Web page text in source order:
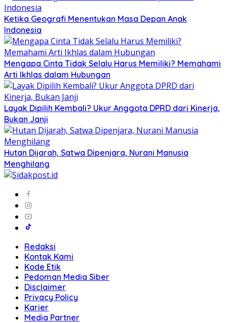
Ketika Geografi Menentukan Masa Depan Anak
Indonesia
Mengapa Cinta Tidak Selalu Harus Memiliki? Memahami
Arti Ikhlas dalam Hubungan
Layak Dipilih Kembali? Ukur Anggota DPRD dari Kinerja,
Bukan Janji
Hutan Dijarah, Satwa Dipenjara, Nurani Manusia
Menghilang
Redaksi
Kontak Kami
Kode Etik
Pedoman Media Siber
Disclaimer
Privacy Policy
Karier
Media Partner